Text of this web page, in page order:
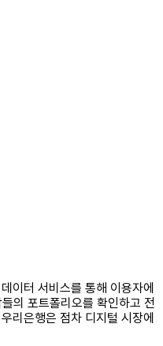
이터 서비스를 통해 이용자에
의 포트폴리오를 확인하고 전
리은행은 점차 디지털 시장에